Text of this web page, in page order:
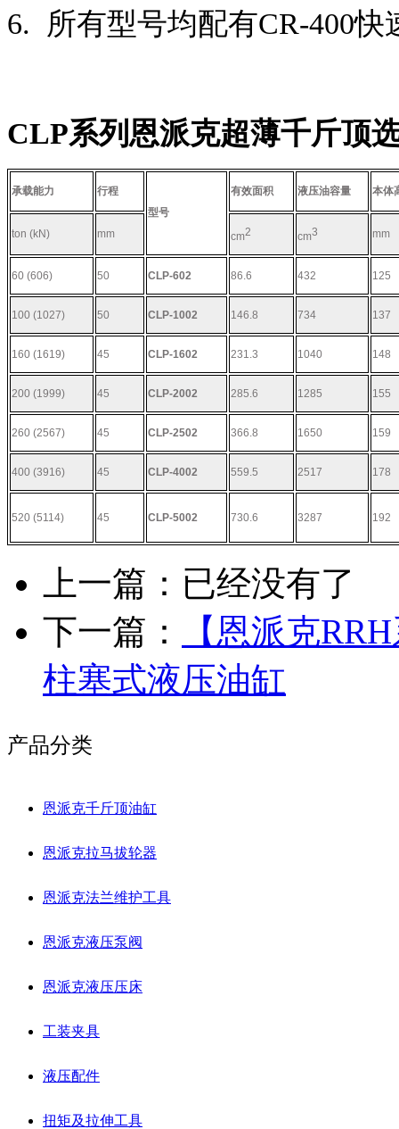
6. 所有型号均配有CR-400快
CLP系列恩派克超薄千斤顶
承载能力
行程
型号
有效面积 液压油容量 本体
ton (kN) mm cm2 cm3 mm
60 (606) 50 CLP-602 86.6 432 125
100 (1027) 50 CLP-1002 146.8 734 137
160 (1619) 45 CLP-1602 231.3 1040 148
200 (1999) 45 CLP-2002 285.6 1285 155
260 (2567) 45 CLP-2502 366.8 1650 159
400 (3916) 45 CLP-4002 559.5 2517 178
520 (5114) 45 CLP-5002 730.6 3287 192
上一篇：已经没有了
下一篇：
【恩派克
柱塞式液压油缸
产品分类
恩派克千斤顶油缸
恩派克拉马拔轮器
恩派克法兰维护工具
恩派克液压泵阀
恩派克液压压床
工装夹具
液压配件
扭矩及拉伸工具